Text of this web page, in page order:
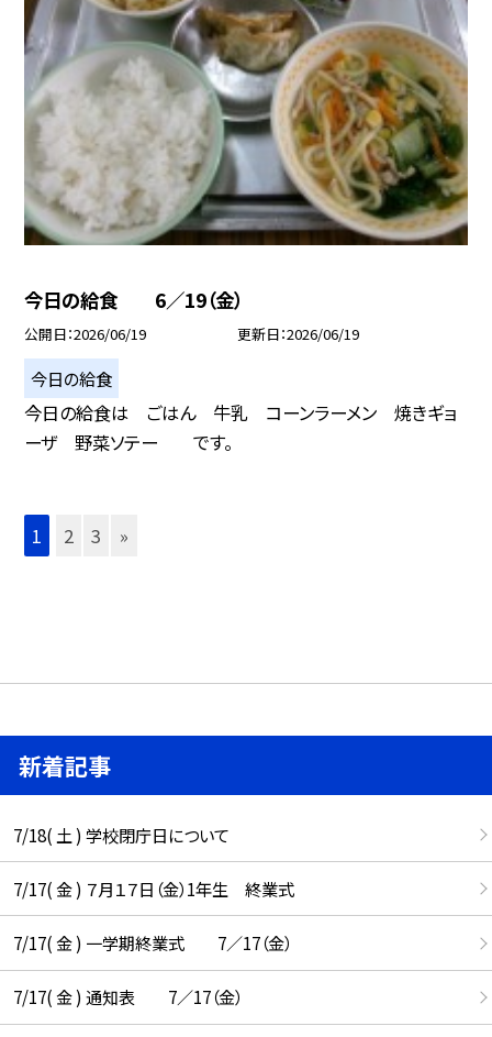
今日の給食 6／19（金）
公開日 2026/06/19 更新日 2026/06/19
今日の給食
今日の給食は ごはん 牛乳 コーンラーメン 焼きギョ
ーザ 野菜ソテー です。
1 2 3 »
新着記事
7/18( 土 ) 学校閉庁日について
7/17( 金 ) ７月１７日（金）1年生 終業式
7/17( 金 ) 一学期終業式 7／17（金）
7/17( 金 ) 通知表 7／17（金）